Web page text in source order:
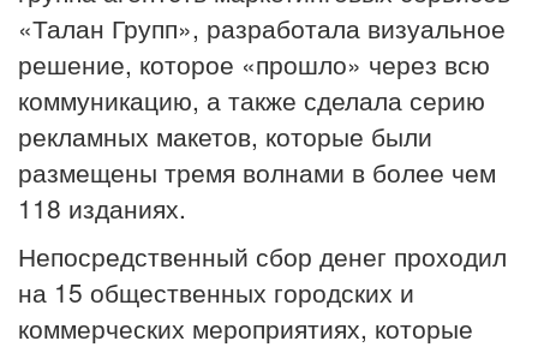
«Талан Групп», разработала визуальное
решение, которое «прошло» через всю
коммуникацию, а также сделала серию
рекламных макетов, которые были
размещены тремя волнами в более чем
118 изданиях.
Непосредственный сбор денег проходил
на 15 общественных городских и
коммерческих мероприятиях, которые